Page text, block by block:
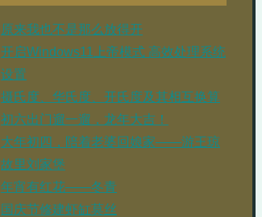
原来我也不是那么放得开
开启Windows11上帝模式 高效处理系统
设置
摄氏度、华氏度、开氏度及其相互换算
初六出门遛一遛，龙年大吉！
大年初四，陪着老婆回娘家——游王琼
故里刘家堡
年宵有红花——冬青
国庆节修建虾缸莫丝